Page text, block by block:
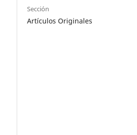
Sección
Artículos Originales